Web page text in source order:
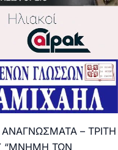
ΑΝΑΓΝΩΣΜΑΤΑ – ΤΡΙΤΗ
“ΜΝΗΜΗ ΤΩΝ